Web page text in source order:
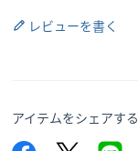
レビューを書く
アイテムをシェアする